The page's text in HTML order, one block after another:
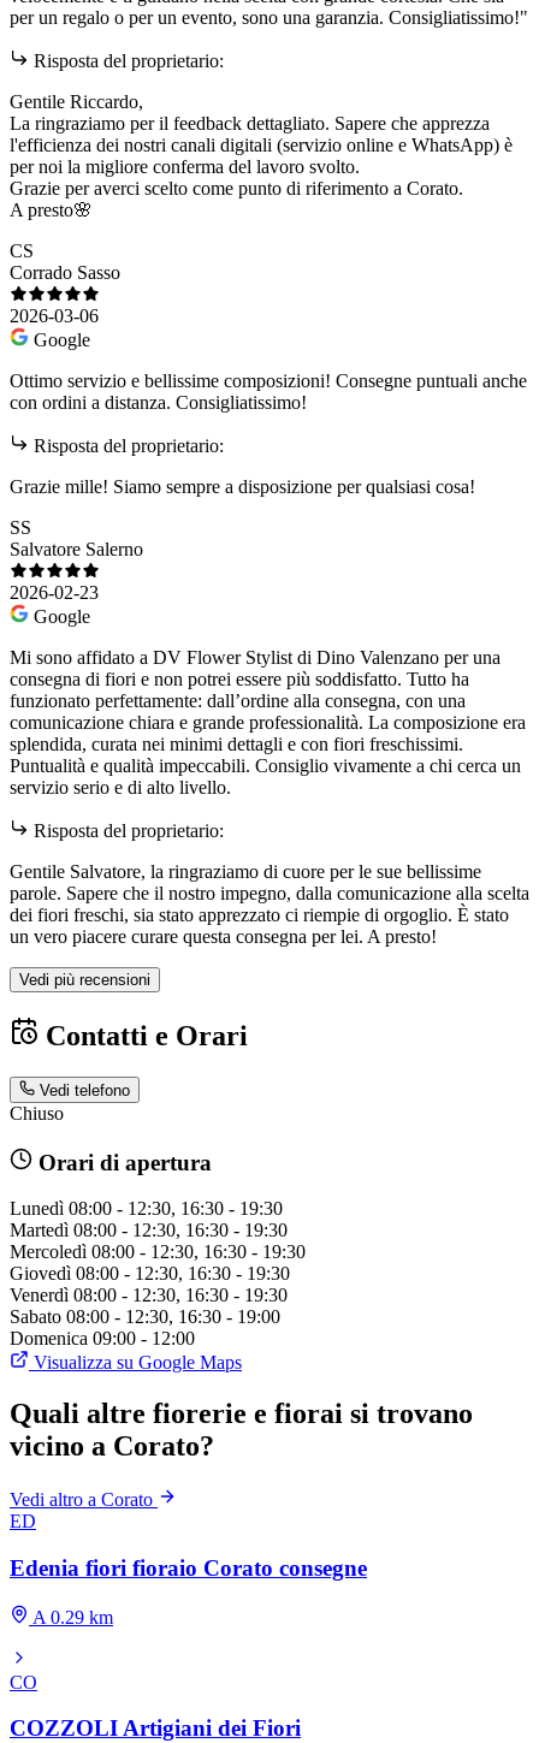
per un regalo o per un evento, sono una garanzia. Consigliatissimo!"
Risposta del proprietario:
Gentile Riccardo,
​La ringraziamo per il feedback dettagliato. Sapere che apprezza
l'efficienza dei nostri canali digitali (servizio online e WhatsApp) è
per noi la migliore conferma del lavoro svolto.
​Grazie per averci scelto come punto di riferimento a Corato.
​A presto🌸
CS
Corrado Sasso
2026-03-06
Google
Ottimo servizio e bellissime composizioni! Consegne puntuali anche
con ordini a distanza. Consigliatissimo!
Risposta del proprietario:
Grazie mille! Siamo sempre a disposizione per qualsiasi cosa!
SS
Salvatore Salerno
2026-02-23
Google
Mi sono affidato a DV Flower Stylist di Dino Valenzano per una
consegna di fiori e non potrei essere più soddisfatto. Tutto ha
funzionato perfettamente: dall’ordine alla consegna, con una
comunicazione chiara e grande professionalità. La composizione era
splendida, curata nei minimi dettagli e con fiori freschissimi.
Puntualità e qualità impeccabili. Consiglio vivamente a chi cerca un
servizio serio e di alto livello.
Risposta del proprietario:
Gentile Salvatore, la ringraziamo di cuore per le sue bellissime
parole. Sapere che il nostro impegno, dalla comunicazione alla scelta
dei fiori freschi, sia stato apprezzato ci riempie di orgoglio. È stato
un vero piacere curare questa consegna per lei. A presto!
Vedi più recensioni
Contatti e Orari
Vedi telefono
Chiuso
Orari di apertura
Lunedì 08:00 - 12:30, 16:30 - 19:30
Martedì 08:00 - 12:30, 16:30 - 19:30
Mercoledì 08:00 - 12:30, 16:30 - 19:30
Giovedì 08:00 - 12:30, 16:30 - 19:30
Venerdì 08:00 - 12:30, 16:30 - 19:30
Sabato 08:00 - 12:30, 16:30 - 19:00
Domenica 09:00 - 12:00
Visualizza su Google Maps
Quali altre fiorerie e fiorai si trovano
vicino a Corato?
Vedi altro a Corato
ED
Edenia fiori fioraio Corato consegne
A 0.29 km
CO
COZZOLI Artigiani dei Fiori